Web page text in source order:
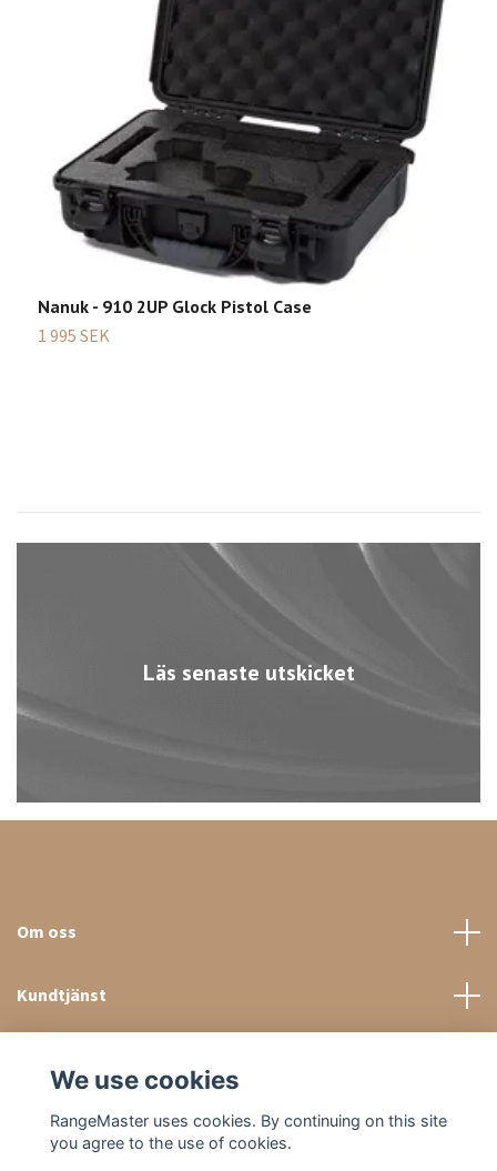
Läs senaste utskicket
Nanuk - 910 2UP Glock Pistol Case
1 995 SEK
Om oss
Kundtjänst
We use cookies
RangeMaster uses cookies. By continuing on this site
you agree to the use of cookies.